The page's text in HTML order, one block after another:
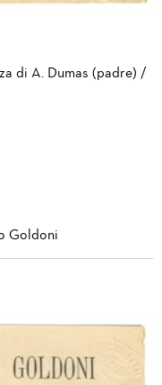
di A. Dumas (padre) /
Goldoni